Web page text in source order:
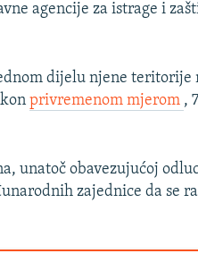
agencije za istrage i
dijelu njene teritorije
privremenom mjerom ,
unatoč obavezujućoj
zajednice da se